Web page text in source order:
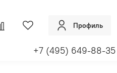
Профиль
+7 (495) 649-88-35